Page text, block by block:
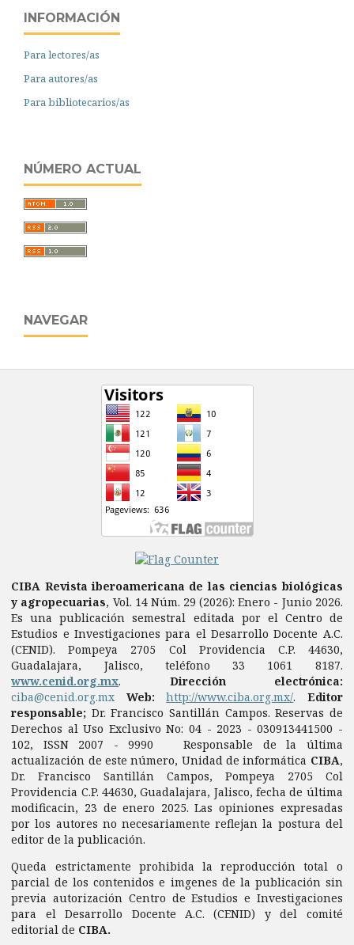
INFORMACIÓN
Para lectores/as
Para autores/as
Para bibliotecarios/as
NÚMERO ACTUAL
NAVEGAR
CIBA Revista iberoamericana de las ciencias biológicas
y agropecuarias, Vol. 14 Núm. 29 (2026): Enero - Junio 2026.
Es una publicación semestral editada por el Centro de
Estudios e Investigaciones para el Desarrollo Docente A.C.
(CENID). Pompeya 2705 Col Providencia C.P. 44630,
Guadalajara, Jalisco, teléfono 33 1061 8187.
www.cenid.org.mx. Dirección electrónica:
ciba@cenid.org.mx
Web: http://www.ciba.org.mx/. Editor
responsable; Dr. Francisco Santillán Campos. Reservas de
Derechos al Uso Exclusivo No: 04 - 2023 - 030913441500 -
102, ISSN 2007 - 9990 Responsable de la última
actualización de este número, Unidad de informática CIBA,
Dr. Francisco Santillán Campos, Pompeya 2705 Col
Providencia C.P. 44630, Guadalajara, Jalisco, fecha de última
modificacin, 23 de enero 2025. Las opiniones expresadas
por los autores no necesariamente reflejan la postura del
editor de la publicación.
Queda estrictamente prohibida la reproducción total o
parcial de los contenidos e imgenes de la publicación sin
previa autorización Centro de Estudios e Investigaciones
para el Desarrollo Docente A.C. (CENID) y del comité
editorial de CIBA.